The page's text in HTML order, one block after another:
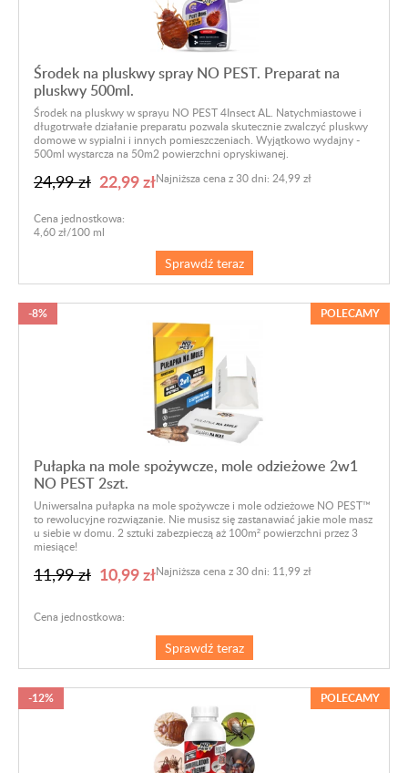
Środek na pluskwy spray NO PEST. Preparat na
pluskwy 500ml.
Środek na pluskwy w sprayu NO PEST 4Insect AL. Natychmiastowe i
długotrwałe działanie preparatu pozwala skutecznie zwalczyć pluskwy
domowe w sypialni i innych pomieszczeniach. Wyjątkowo wydajny -
500ml wystarcza na 50m2 powierzchni opryskiwanej.
24,99 zł 22,99 zł
Cena jednostkowa:
4,60 zł/100 ml
Najniższa cena z 30 dni: 24,99 zł
Sprawdź teraz
Pułapka na mole spożywcze, mole odzieżowe 2w1
NO PEST 2szt.
-8% POLECAMY
Uniwersalna pułapka na mole spożywcze i mole odzieżowe NO PEST™
to rewolucyjne rozwiązanie. Nie musisz się zastanawiać jakie mole masz
u siebie w domu. 2 sztuki zabezpieczą aż 100m² powierzchni przez 3
miesiące!
11,99 zł 10,99 zł
Cena jednostkowa:
Najniższa cena z 30 dni: 11,99 zł
Sprawdź teraz
-12% POLECAMY